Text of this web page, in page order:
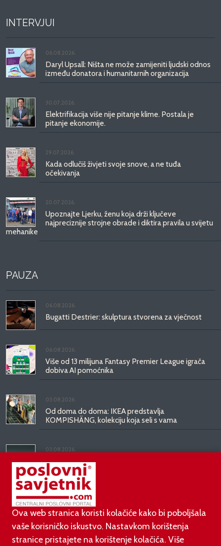
INTERVJUI
06.08.2026.
Daryl Upsall: Ništa ne može zamijeniti ljudski odnos
između donatora i humanitarnih organizacija
30.07.2026.
Elektrifikacija više nije pitanje klime. Postala je
pitanje ekonomije.
29.07.2026.
Kada odlučiš živjeti svoje snove, a ne tuđa
očekivanja
20.07.2026.
Upoznajte Ljerku, ženu koja drži ključeve
najpreciznije strojne obrade i diktira pravila u svijetu
mehanike
PAUZA
06.08.2026.
Bugatti Destrier: skulptura stvorena za vječnost
06.08.2026.
Više od 13 milijuna Fantasy Premier League igrača
dobiva AI pomoćnika
03.08.2026.
Od doma do doma: IKEA predstavlja
KOMPISHÄNG, kolekciju koja seli s vama
03.08.2026.
Kineski BYD predstavio luksuznu limuzinu veću od
Mercedesove S-klase, obećava domet do 1.000
kilometara
Ova web stranica koristi kolačiće kako bi poboljšala
vaše korisničko iskustvo. Nastavkom korištenja
stranice pristajete na korištenje kolačića. Više